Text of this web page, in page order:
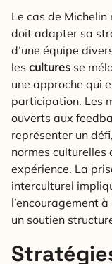
Le cas de
doit adapter sa
d’une équipe
les cultures se
une approche qui
participation. Les
ouverts aux
représenter un
normes culturelles
expérience. La
interculturel
l’encouragement
un soutien